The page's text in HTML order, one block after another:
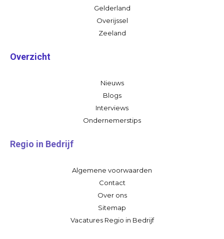
Gelderland
Overijssel
Zeeland
Overzicht
Nieuws
Blogs
Interviews
Ondernemerstips
Regio in Bedrijf
Algemene voorwaarden
Contact
Over ons
Sitemap
Vacatures Regio in Bedrijf